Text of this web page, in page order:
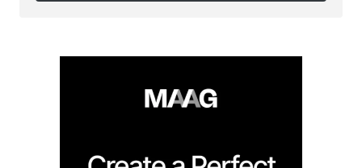
Follow on Instagram